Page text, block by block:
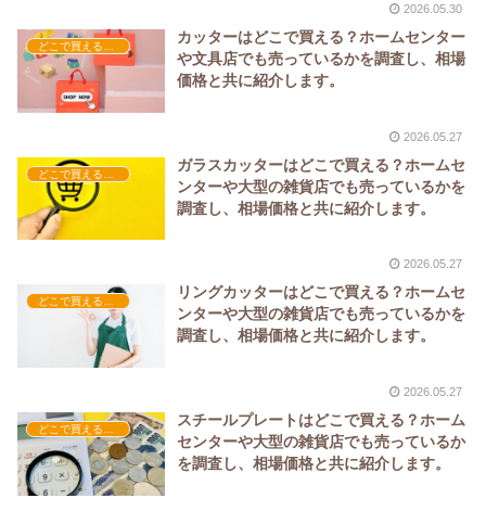
2026.05.30
カッターはどこで買える？ホームセンター
や文具店でも売っているかを調査し、相場
価格と共に紹介します。
2026.05.27
ガラスカッターはどこで買える？ホームセ
ンターや大型の雑貨店でも売っているかを
調査し、相場価格と共に紹介します。
2026.05.27
どこで買える？-工具・DIY
リングカッターはどこで買える？ホームセ
ンターや大型の雑貨店でも売っているかを
調査し、相場価格と共に紹介します。
2026.05.27
スチールプレートはどこで買える？ホーム
センターや大型の雑貨店でも売っているか
を調査し、相場価格と共に紹介します。